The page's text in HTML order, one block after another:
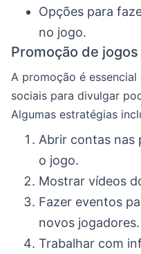
Opções para
no jogo.
Promoção de
A promoção é
sociais para divulgar
Algumas estratégias
Abrir contas nas
o jogo.
Mostrar vídeos
Fazer eventos
novos jogadores.
Trabalhar com